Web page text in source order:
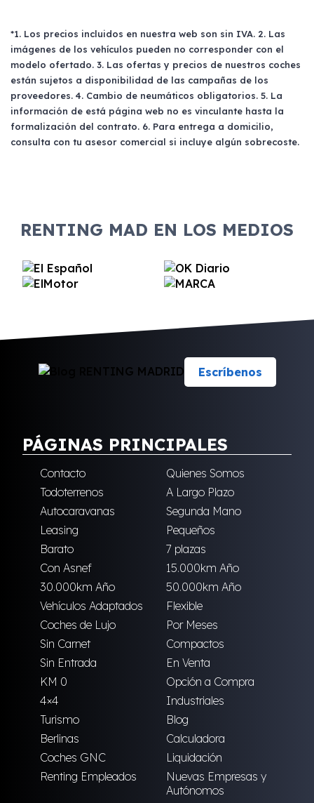
*1. Los precios incluidos en nuestra web son sin IVA. 2. Las
imágenes de los vehículos pueden no corresponder con el
modelo ofertado. 3. Las ofertas y precios de nuestros coches
están sujetos a disponibilidad de las campañas de los
proveedores. 4. Cambio de neumáticos obligatorios. 5. La
información de está página web no es vinculante hasta la
formalización del contrato. 6. Para entrega a domicilio,
consulta con tu asesor comercial si incluye algún sobrecoste.
RENTING MAD EN LOS MEDIOS
Escríbenos
PÁGINAS PRINCIPALES
Contacto
Quienes Somos
Todoterrenos
A Largo Plazo
Autocaravanas
Segunda Mano
Leasing
Pequeños
Barato
7 plazas
Con Asnef
15.000km Año
30.000km Año
50.000km Año
Vehículos Adaptados
Flexible
Coches de Lujo
Por Meses
Sin Carnet
Compactos
Sin Entrada
En Venta
KM 0
Opción a Compra
4×4
Industriales
Turismo
Blog
Berlinas
Calculadora
Coches GNC
Liquidación
Renting Empleados
Nuevas Empresas y
Autónomos